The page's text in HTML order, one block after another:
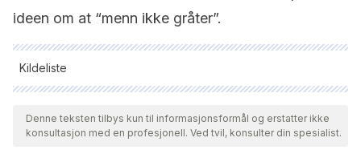
ideen om at “menn ikke gråter”.
Kildeliste
Alle siterte kilder ble grundig gjennomgått av teamet vårt for å
sikre deres kvalitet, pålitelighet, aktualitet og validitet.
Bibliografien i denne artikkelen ble betraktet som pålitelig og
Denne teksten tilbys kun til informasjonsformål og erstatter ikke
konsultasjon med en profesjonell. Ved tvil, konsulter din spesialist.